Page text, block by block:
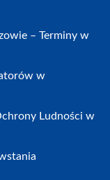
– Terminy w
w
Ludności w